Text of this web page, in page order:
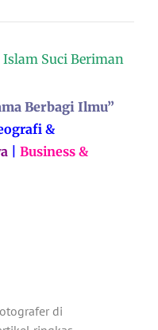
Islam Suci Beriman
Berbagi Ilmu”
&
Business &
di